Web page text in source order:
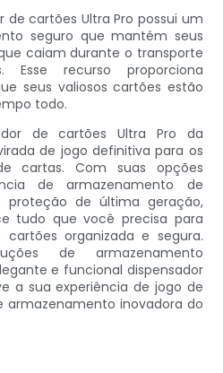
de cartões Ultra Pro possui um
seguro que mantém seus
caiam durante o transporte
Esse recurso proporciona
seus valiosos cartões estão
todo.
de cartões Ultra Pro da
de jogo definitiva para os
cartas. Com suas opções
de armazenamento de
proteção de última geração,
tudo que você precisa para
organizada e segura.
de armazenamento
e funcional dispensador
a sua experiência de jogo de
inovadora do